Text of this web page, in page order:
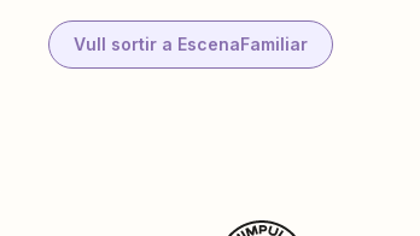
Vull sortir a EscenaFamiliar